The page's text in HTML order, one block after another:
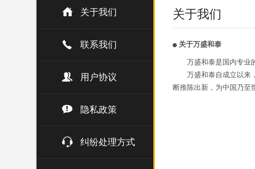
关于我们
联系我们
用户协议
隐私政策
纠纷处理方式
关于我们
关于万盛和泰
万盛和泰是国内专业
万盛和泰自成立以来
断推陈出新，为中国乃至